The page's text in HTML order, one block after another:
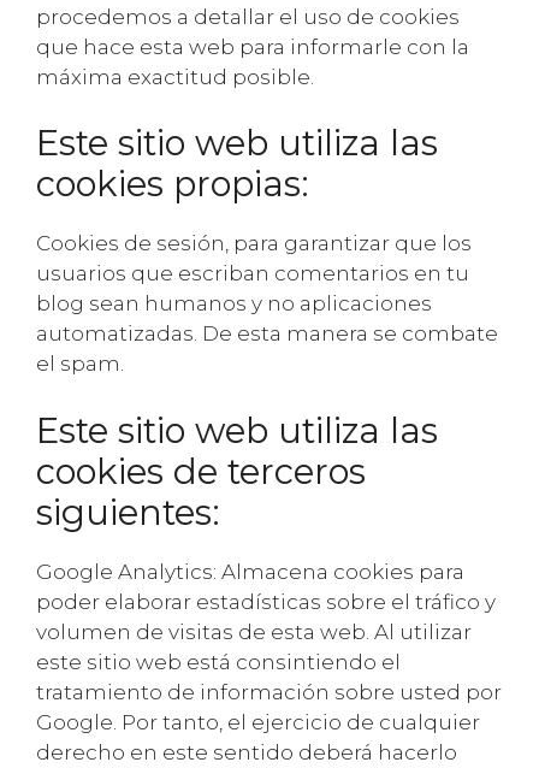
procedemos a detallar el uso de cookies
que hace esta web para informarle con la
máxima exactitud posible.
Este sitio web utiliza las
cookies propias:
Cookies de sesión, para garantizar que los
usuarios que escriban comentarios en tu
blog sean humanos y no aplicaciones
automatizadas. De esta manera se combate
el spam.
Este sitio web utiliza las
cookies de terceros
siguientes:
Google Analytics: Almacena cookies para
poder elaborar estadísticas sobre el tráfico y
volumen de visitas de esta web. Al utilizar
este sitio web está consintiendo el
tratamiento de información sobre usted por
Google. Por tanto, el ejercicio de cualquier
derecho en este sentido deberá hacerlo